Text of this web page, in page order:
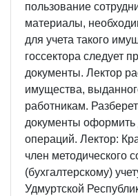
пользование
материалы,
для учета такого
госсектора следует
документы. Лектор
имущества,
работникам.
документы оформить
операций. Лектор:
член методического
(бухгалтерскому)
Удмуртской